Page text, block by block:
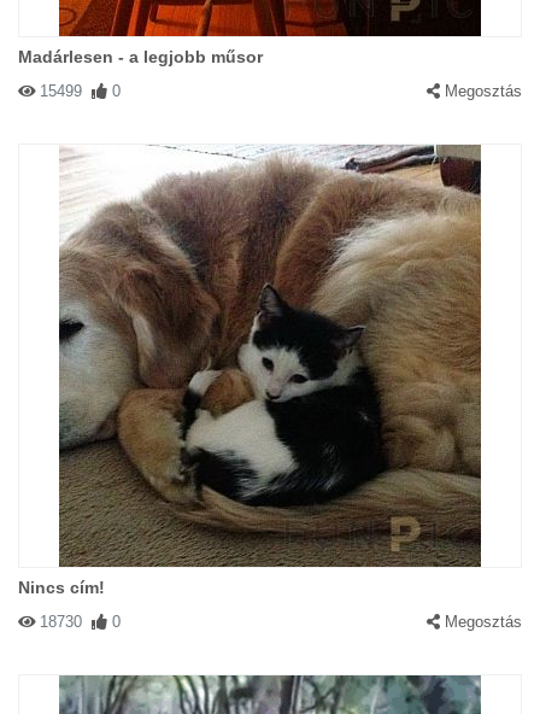
Madárlesen - a legjobb műsor
15499 0 Megosztás
Nincs cím!
18730 0 Megosztás